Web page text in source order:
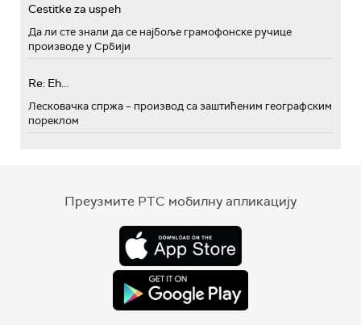
Cestitke za uspeh
Да ли сте знали да се најбоље грамофонске ручице
производе у Србији
Re: Eh...
Лесковачка спржа – производ са заштићеним географским
пореклом
Преузмите РТС мобилну апликацију